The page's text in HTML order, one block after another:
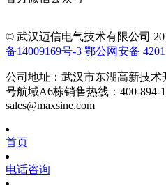
© 武汉迈信电气技术有限公司
备14009169号-3 鄂公网安备
公司地址：武汉市东湖高新技
号航域A6栋销售热线：400-894-
sales@maxsine.com
首页
电话咨询